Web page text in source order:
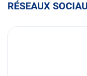
RÉSEAUX